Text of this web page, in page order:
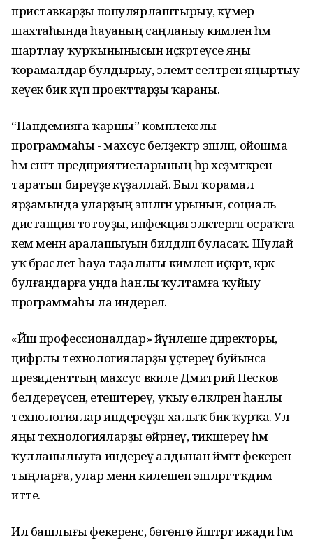
приставкарҙы популярлаштырыу, күмер
шахтаһында һауаның саңланыу кимәлен һәм
шартлау ҡурҡынынысын иҫкәртеүсе яңы
ҡорамалдар булдырыу, элемтә селтәрен яңыртыу
кеүек бик күп проекттарҙы ҡараны.
“Пандемияға ҡаршы” комплекслы
программаһы - махсус беләҙектәр эшләп, ойошма
һәм сәнәғәт предприятиеларының һәр хеҙмәткәренә
таратып биреүҙе күҙаллай. Был ҡорамал
ярҙамында уларҙың эшләгән урынын, социаль
дистанция тотоуҙы, инфекция эләктергән осраҡта
кем менән аралашыуын билдәләп буласаҡ. Шулай
уҡ браслет һауа таҙалығы кимәлен иҫкәртә, кәрәк
булғандарға унда һанлы ҡултамға ҡуйыу
программаһы ла индерелә.
«Йәш профессионалдар» йүнәлеше директоры,
цифрлы технологияларҙы үҫтереү буйынса
президенттың махсус вәкиле Дмитрий Песков
белдереүсенә, етештереү, уҡыу өлкәләренә һанлы
технологиялар индереүҙән халыҡ бик ҡурҡа. Ул
яңы технологияларҙы өйрәнеү, тикшереү һәм
ҡулланылыуға индереү алдынан йәмәғәт фекерен
тыңларға, улар менән килешеп эшләргә тәҡдим
итте.
Ил башлығы фекеренсә, бөгөнгө йәштәргә ижади һәм